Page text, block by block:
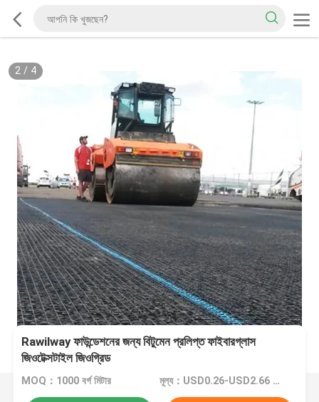
2/ 4
Rawilway ফাউন্ডেশনের জন্য বিটুমেন প্রলিপ্ত ফাইবারগ্লাস
জিওটেক্সটাইল জিওগ্রিড
MOQ：1000 বর্গ মিটার মূল্য：USD0.26-USD2.66 per square meter